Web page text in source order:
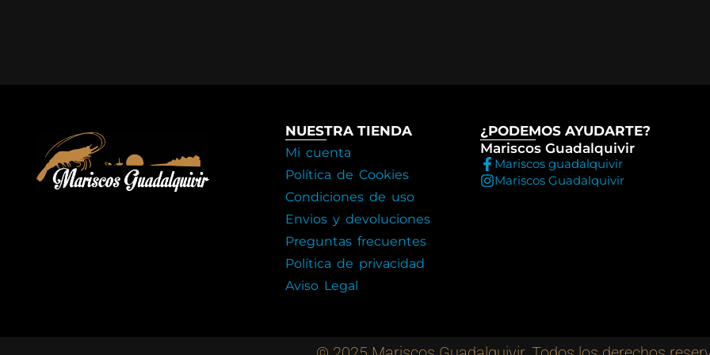
NUESTRA TIENDA
Mi cuenta
Política de Cookies
Condiciones de uso
Envios y devoluciones
Preguntas frecuentes
Política de privacidad
Aviso Legal
¿PODEMOS AYUDARTE?
Mariscos Guadalquivir
Mariscos guadalquivir
Mariscos Guadalquivir